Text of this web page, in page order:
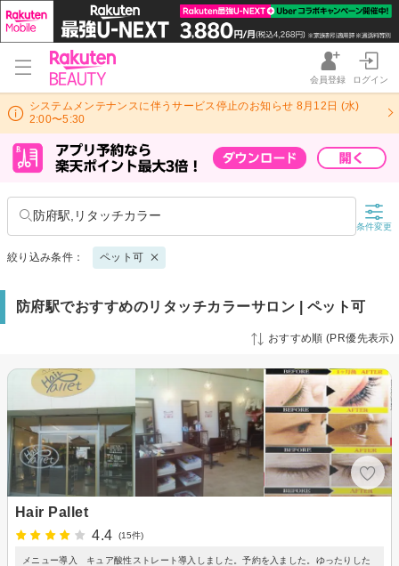
会員登録 ログイン
システムメンテナンスに伴うサービス停止のお知らせ 8月12日 (水)
2:00〜5:30
防府駅,リタッチカラー
条件変更
絞り込み条件： ペット可
防府駅でおすすめのリタッチカラーサロン | ペット可
おすすめ順 (PR優先表示)
Hair Pallet
4.4
(15件)
メニュー導入 キュア酸性ストレート導入しました。予約を入ました。ゆったりした